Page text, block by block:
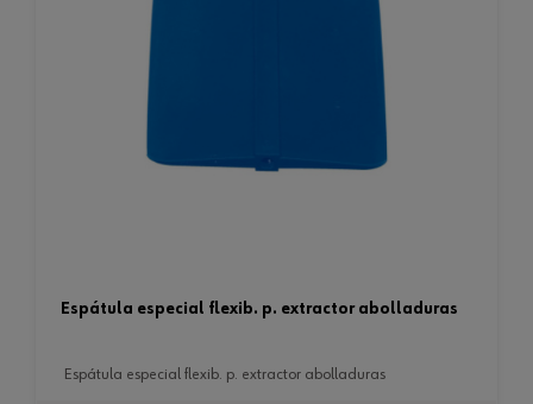
espátula especial flexib. p. extractor abolladuras
espátula especial flexib. p. extractor abolladuras